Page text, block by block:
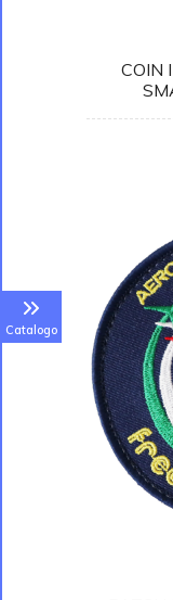
Catalogo
COIN